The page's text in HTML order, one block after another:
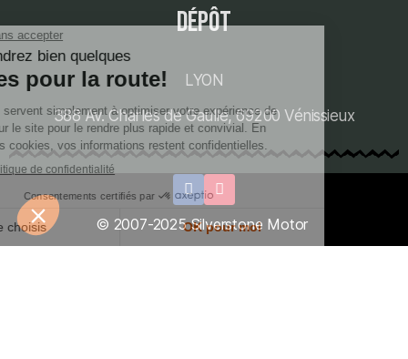
dépôt
LYON
388 Av. Charles de Gaulle, 69200 Vénissieux
© 2007-2025 Silverstone Motor